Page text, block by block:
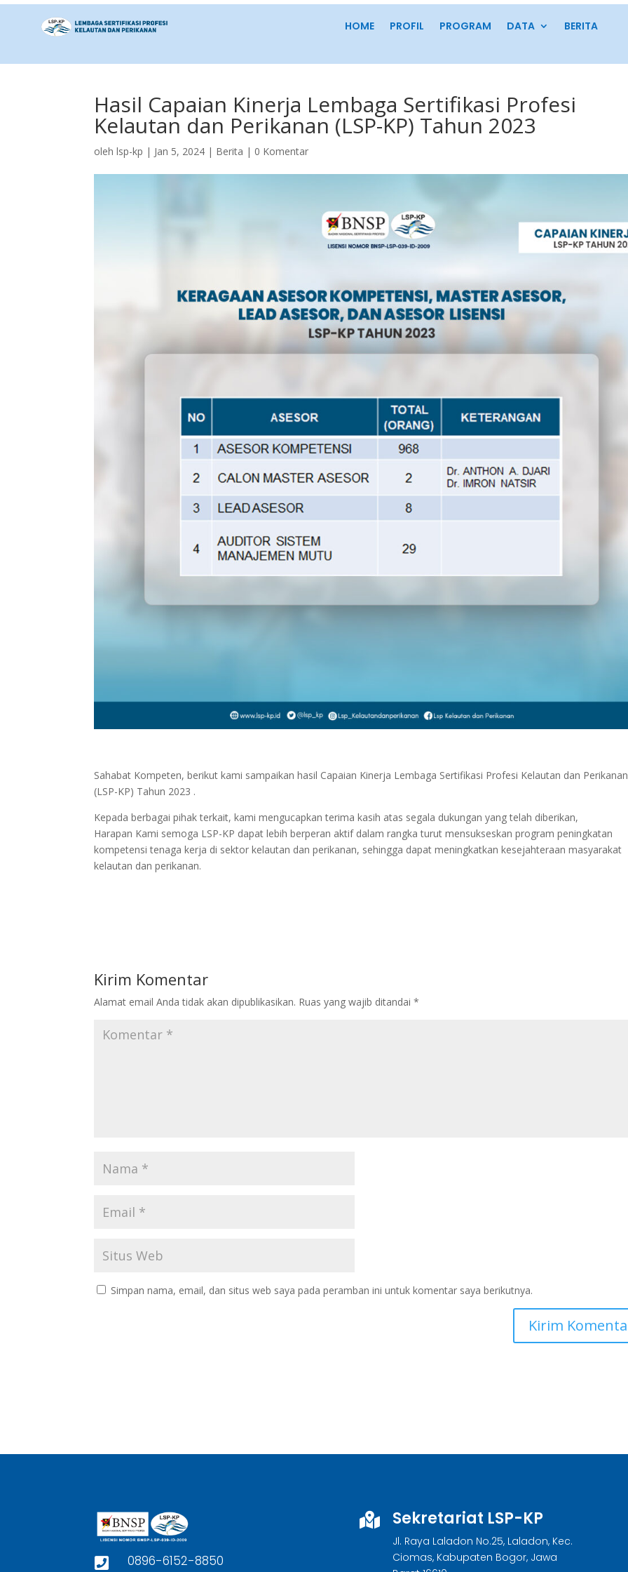
HOME PROFIL PROGRAM DATA BERITA
Hasil Capaian Kinerja Lembaga Sertifikasi Profesi
Kelautan dan Perikanan (LSP-KP) Tahun 2023
olehlsp-kp | Jan 5, 2024 | Berita | 0 Komentar
Sahabat Kompeten, berikut kami sampaikan hasil Capaian Kinerja Lembaga Sertifikasi Profesi Kelautan dan Perikanan
(LSP-KP) Tahun 2023 .
Kepada berbagai pihak terkait, kami mengucapkan terima kasih atas segala dukungan yang telah diberikan,
Harapan Kami semoga LSP-KP dapat lebih berperan aktif dalam rangka turut mensukseskan program peningkatan
kompetensi tenaga kerja di sektor kelautan dan perikanan, sehingga dapat meningkatkan kesejahteraan masyarakat
kelautan dan perikanan.
Kirim Komentar
Alamat email Anda tidak akan dipublikasikan. Ruas yang wajib ditandai*
Simpan nama, email, dan situs web saya pada peramban ini untuk komentar saya berikutnya.
 0896-6152-8850
 Sekretariat LSP-KP
Jl. Raya Laladon No.25, Laladon, Kec.
Ciomas, Kabupaten Bogor, Jawa